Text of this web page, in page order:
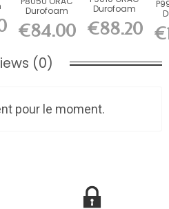
Durofoam
Picture Rail
L200 x...
€84.00
Durofoam
Picture Rail
L200 x...
€88.20
(0)
pour le moment.